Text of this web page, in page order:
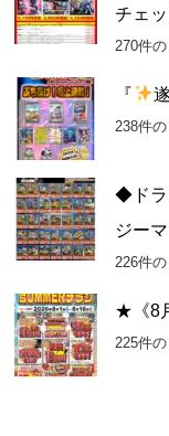
チェッ
270件
『
238件
◆ドラ
ジー
226件
★《8
225件